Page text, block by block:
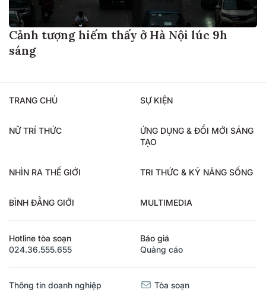
Cảnh tượng hiếm thấy ở Hà Nội lúc 9h
sáng
TRANG CHỦ SỰ KIỆN
NỮ TRÍ THỨC
ỨNG DỤNG & ĐỔI MỚI SÁNG
TẠO
NHÌN RA THẾ GIỚI TRI THỨC & KỸ NĂNG SỐNG
BÌNH ĐẲNG GIỚI MULTIMEDIA
Hotline tòa soạn
024.36.555.655
Báo giá
Quảng cáo
Thông tin doanh nghiệp Tòa soạn